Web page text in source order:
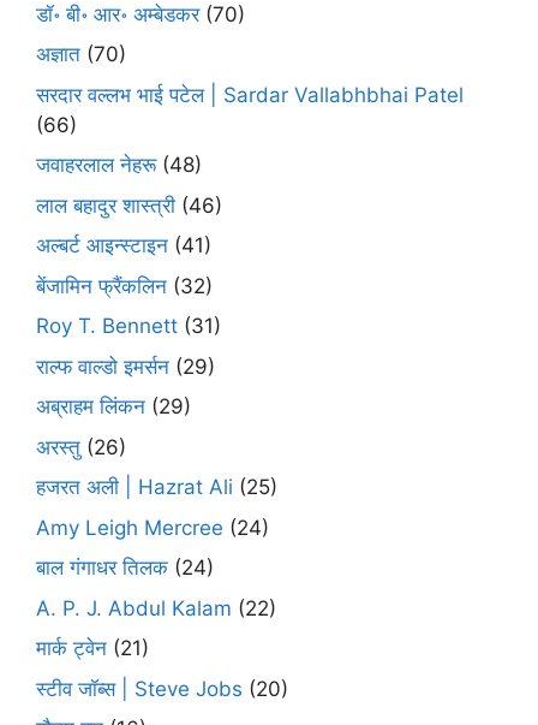
डॉ॰ बी॰ आर॰ अम्बेडकर(70)
अज्ञात (70)
सरदार वल्लभ भाई पटेल | Sardar Vallabhbhai Patel
(66)
जवाहरलाल नेहरू(48)
लाल बहादुर शास्त्री (46)
अल्बर्ट आइन्स्टाइन (41)
बेंजामिन फ्रैंकलिन (32)
Roy T. Bennett (31)
राल्फ वाल्डो इमर्सन (29)
अब्राहम लिंकन (29)
अरस्तु (26)
हजरत अली | Hazrat Ali (25)
Amy Leigh Mercree (24)
बाल गंगाधर तिलक (24)
A. P. J. Abdul Kalam (22)
मार्क ट्वेन (21)
स्टीव जॉब्स | Steve Jobs (20)